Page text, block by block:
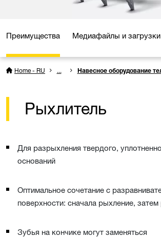
Преимущества Медиафайлы и загрузки
Home - RU ... Навесное оборудование
Рыхлитель
Для разрыхления твердого,
оснований
Оптимальное сочетание с
поверхности: сначала рыхление,
Зубья на кончике могут заменяться